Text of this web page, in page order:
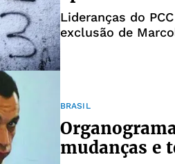
Lideranças do
exclusão de
BRASIL
mudanças e